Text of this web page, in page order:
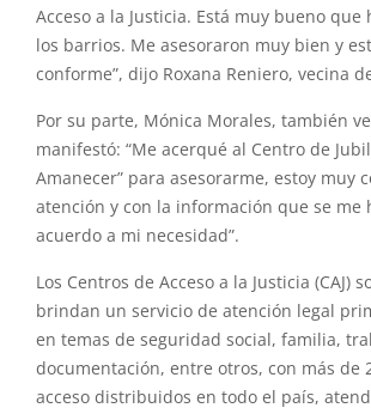
Acceso a la Justicia. Está muy bueno que
los barrios. Me asesoraron muy bien y
conforme”, dijo Roxana Reniero, vecina
Por su parte, Mónica Morales, también
manifestó: “Me acerqué al Centro de
Amanecer” para asesorarme, estoy muy
atención y con la información que se me
acuerdo a mi necesidad”.
Los Centros de Acceso a la Justicia (CAJ)
brindan un servicio de atención legal
en temas de seguridad social, familia,
documentación, entre otros, con más de
acceso distribuidos en todo el país,